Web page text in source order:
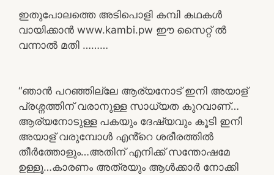
ഇതുപോലത്തെ അടിപൊളി കമ്പി കഥകൾ
വായിക്കാൻ www.kambi.pw ഈ സൈറ്റ് ൽ
വന്നാൽ മതി ………
“ഞാൻ പറഞ്ഞില്ലേ ആര്യനോട് ഇനി അയാള്
പ്രശ്നത്തിന് വരാനുള്ള സാധ്യത കുറവാണ്…
ആര്യനോടുള്ള പകയും ദേഷ്യവും കൂടി ഇനി
അയാള് വരുമ്പോൾ എൻ്റെ ശരീരത്തിൽ
തീർത്തോളും…അതിന് എനിക്ക് സന്തോഷമേ
ഉള്ളൂ…കാരണം അത്രയും ആൾക്കാർ നോക്കി